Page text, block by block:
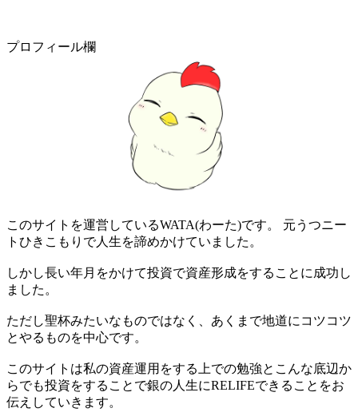
プロフィール欄
このサイトを運営しているWATA(わーた)です。 元うつニー
トひきこもりで人生を諦めかけていました。
しかし長い年月をかけて投資で資産形成をすることに成功し
ました。
ただし聖杯みたいなものではなく、あくまで地道にコツコツ
とやるものを中心です。
このサイトは私の資産運用をする上での勉強とこんな底辺か
らでも投資をすることで銀の人生にRELIFEできることをお
伝えしていきます。